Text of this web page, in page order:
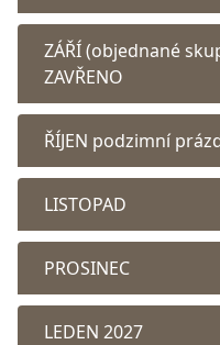
ZÁŘÍ (objednané
ZAVŘENO
ŘÍJEN podzimní
LISTOPAD
PROSINEC
LEDEN 2027